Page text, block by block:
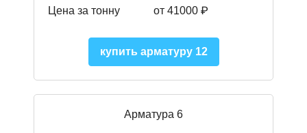
Цена за тонну от 41000 ₽
купить арматуру 12
Арматура 6